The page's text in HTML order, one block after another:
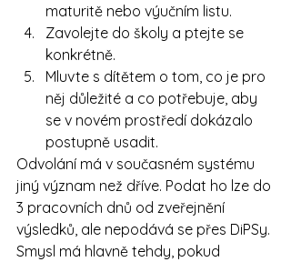
maturitě nebo výučním listu.
Zavolejte do školy a ptejte se
konkrétně.
Mluvte s dítětem o tom, co je pro
něj důležité a co potřebuje, aby
se v novém prostředí dokázalo
postupně usadit.
Odvolání má v současném systému
jiný význam než dříve. Podat ho lze do
3 pracovních dnů od zveřejnění
výsledků, ale nepodává se přes DiPSy.
Smysl má hlavně tehdy, pokud